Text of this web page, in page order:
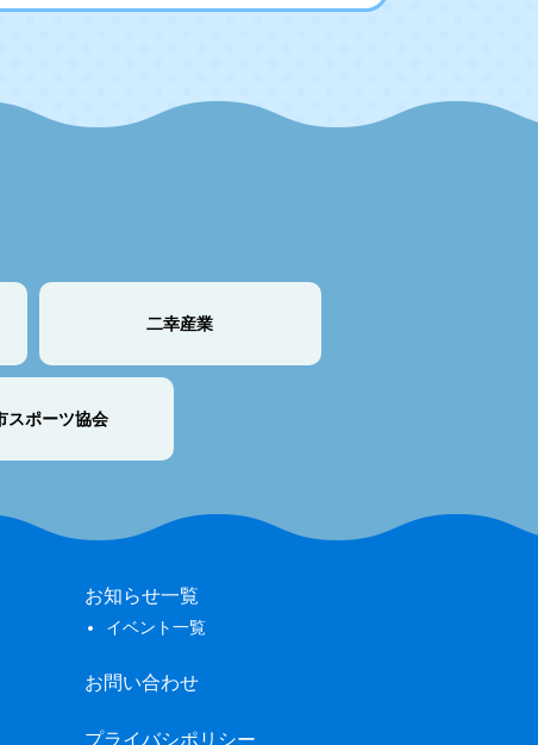
二幸産業
スポーツ協会
お知らせ一覧
イベント一覧
お問い合わせ
プライバシポリシー